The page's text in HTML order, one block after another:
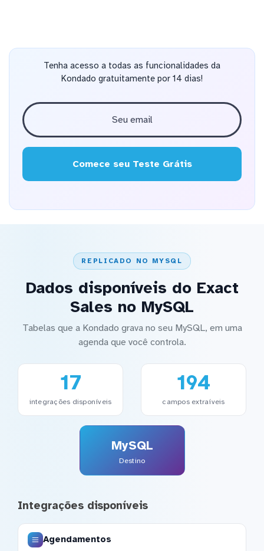
Tenha acesso a todas as funcionalidades da
Kondado gratuitamente por 14 dias!
Comece seu Teste Grátis
REPLICADO NO MYSQL
Dados disponíveis do Exact
Sales no MySQL
Tabelas que a Kondado grava no seu MySQL, em uma
agenda que você controla.
17
integrações disponíveis
194
campos extraíveis
MySQL
Destino
Integrações disponíveis
Agendamentos